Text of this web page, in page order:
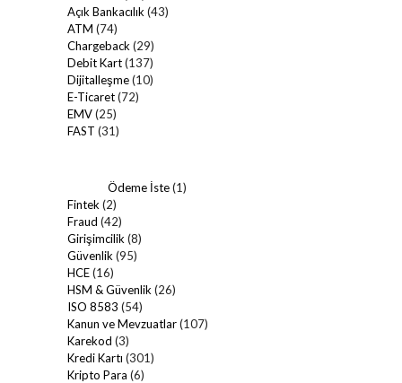
Açık Bankacılık (43)
ATM (74)
Chargeback (29)
Debit Kart(137)
Dijitalleşme(10)
E-Ticaret(72)
EMV(25)
FAST (31)
Ödeme İste(1)
Fintek (2)
Fraud (42)
Girişimcilik (8)
Güvenlik (95)
HCE(16)
HSM & Güvenlik (26)
ISO 8583 (54)
Kanun ve Mevzuatlar(107)
Karekod (3)
Kredi Kartı (301)
Kripto Para (6)